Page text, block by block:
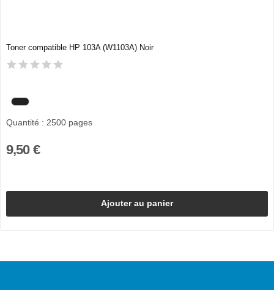
Toner compatible HP 103A (W1103A) Noir
Quantité : 2500 pages
9,50 €
Ajouter au panier